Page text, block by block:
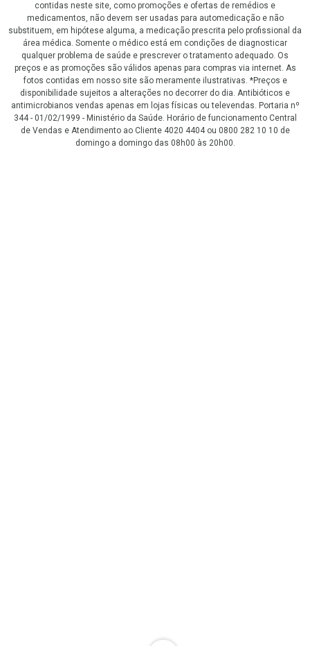
contidas neste site, como promoções e ofertas de remédios e
medicamentos, não devem ser usadas para automedicação e não
substituem, em hipótese alguma, a medicação prescrita pelo profissional da
área médica. Somente o médico está em condições de diagnosticar
qualquer problema de saúde e prescrever o tratamento adequado. Os
preços e as promoções são válidos apenas para compras via internet. As
fotos contidas em nosso site são meramente ilustrativas. *Preços e
disponibilidade sujeitos a alterações no decorrer do dia. Antibióticos e
antimicrobianos vendas apenas em lojas físicas ou televendas. Portaria nº
344 - 01/02/1999 - Ministério da Saúde. Horário de funcionamento Central
de Vendas e Atendimento ao Cliente 4020 4404 ou 0800 282 10 10 de
domingo a domingo das 08h00 às 20h00.